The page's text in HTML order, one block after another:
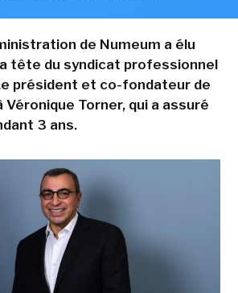
de Numeum a élu
tête du syndicat professionnel
président et co-fondateur de
Véronique Torner, qui a assuré
3 ans.